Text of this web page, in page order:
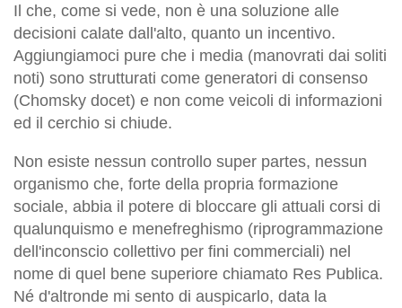
Il che, come si vede, non è una soluzione alle
decisioni calate dall'alto, quanto un incentivo.
Aggiungiamoci pure che i media (manovrati dai soliti
noti) sono strutturati come generatori di consenso
(Chomsky docet) e non come veicoli di informazioni
ed il cerchio si chiude.
Non esiste nessun controllo super partes, nessun
organismo che, forte della propria formazione
sociale, abbia il potere di bloccare gli attuali corsi di
qualunquismo e menefreghismo (riprogrammazione
dell'inconscio collettivo per fini commerciali) nel
nome di quel bene superiore chiamato Res Publica.
Né d'altronde mi sento di auspicarlo, data la